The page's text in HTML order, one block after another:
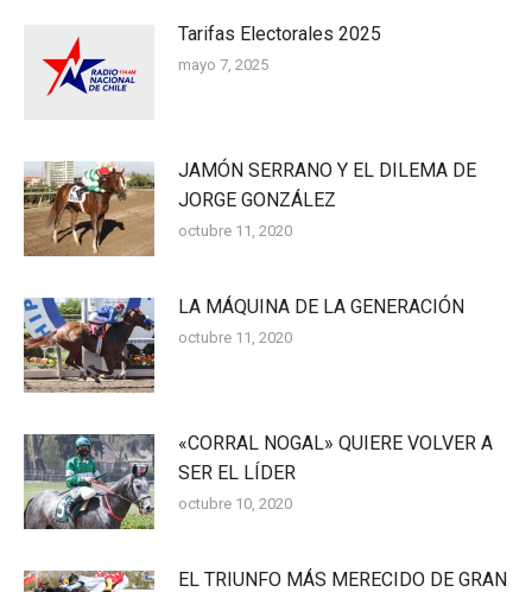
Tarifas Electorales 2025
mayo 7, 2025
JAMÓN SERRANO Y EL DILEMA DE
JORGE GONZÁLEZ
octubre 11, 2020
LA MÁQUINA DE LA GENERACIÓN
octubre 11, 2020
«CORRAL NOGAL» QUIERE VOLVER A
SER EL LÍDER
octubre 10, 2020
EL TRIUNFO MÁS MERECIDO DE GRAN